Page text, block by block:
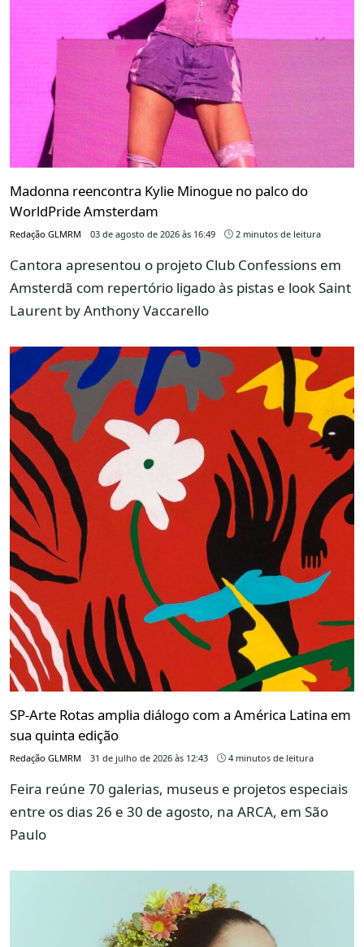
Madonna reencontra Kylie Minogue no palco do
WorldPride Amsterdam
Redação GLMRM 03 de agosto de 2026 às 16:49 2 minutos de leitura
Cantora apresentou o projeto Club Confessions em
Amsterdã com repertório ligado às pistas e look Saint
Laurent by Anthony Vaccarello
SP-Arte Rotas amplia diálogo com a América Latina em
sua quinta edição
Redação GLMRM 31 de julho de 2026 às 12:43 4 minutos de leitura
Feira reúne 70 galerias, museus e projetos especiais
entre os dias 26 e 30 de agosto, na ARCA, em São
Paulo